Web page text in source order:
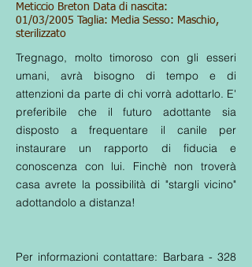
Meticcio Breton Data di nascita:
01/03/2005 Taglia: Media Sesso: Maschio,
sterilizzato
Tregnago, molto timoroso con gli esseri
umani, avrà bisogno di tempo e di
attenzioni da parte di chi vorrà adottarlo. E'
preferibile che il futuro adottante sia
disposto a frequentare il canile per
instaurare un rapporto di fiducia e
conoscenza con lui. Finchè non troverà
casa avrete la possibilità di "stargli vicino"
adottandolo a distanza!
Per informazioni contattare: Barbara - 328